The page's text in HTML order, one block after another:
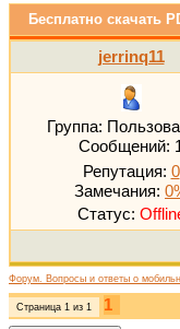
Бесплатно скачать
jerrinq11
Группа:
Сообщений:
Репутация: 0
Замечания:
Статус:
Форум. Вопросы и ответы о
Страница 1 из 1 1